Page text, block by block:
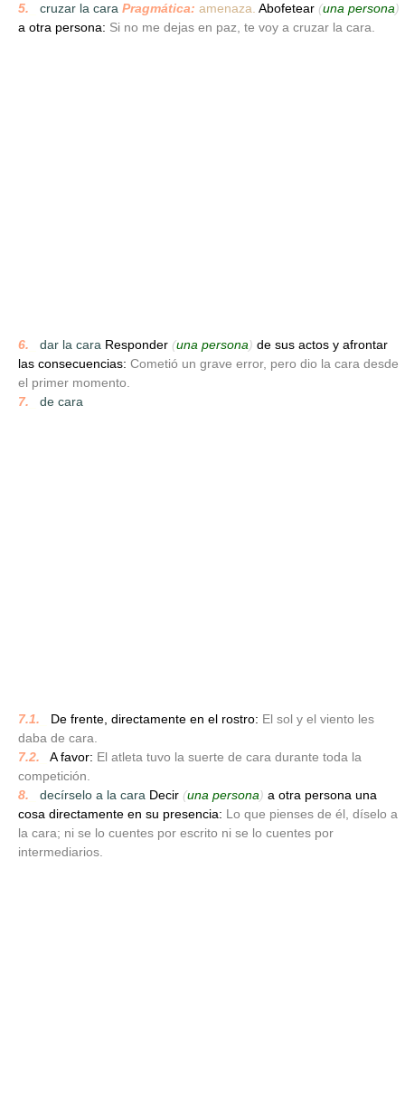
5.
cruzar la cara Pragmática: amenaza. Abofetear (una persona)
a otra persona: Si no me dejas en paz, te voy a cruzar la cara.
6. dar la cara Responder (una persona) de sus actos y afrontar
las consecuencias: Cometió un grave error, pero dio la cara desde
el primer momento.
7.
de cara
7.1. De frente, directamente en el rostro: El sol y el viento les
daba de cara.
7.2.
A favor: El atleta tuvo la suerte de cara durante toda la
competición.
8.
decírselo a la cara Decir (una persona) a otra persona una
cosa directamente en su presencia: Lo que pienses de él, díselo a
la cara; ni se lo cuentes por escrito ni se lo cuentes por
intermediarios.